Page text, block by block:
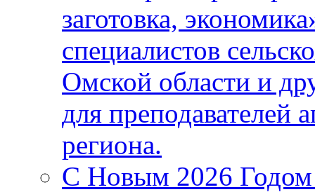
заготовка,
специалистов
Омской области и
для преподавателей
региона.
C Новым 2026